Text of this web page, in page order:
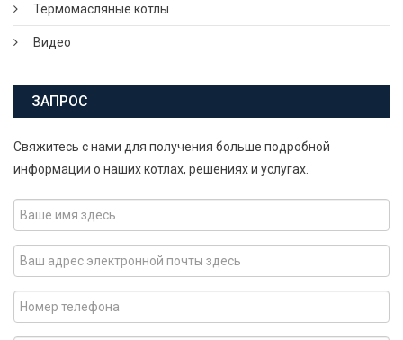
Термомасляные котлы
Видео
ЗАПРОС
Свяжитесь с нами для получения больше подробной
информации о наших котлах, решениях и услугах.